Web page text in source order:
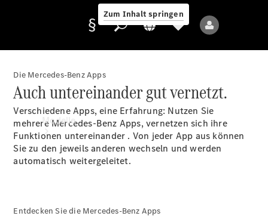
Zum Inhalt springen
Anbieter/Datenschutz
Modelle
Die Mercedes-Benz Apps
Auch untereinander gut vernetzt.
Verschiedene Apps, eine Erfahrung: Nutzen Sie
mehrere Mercedes-Benz Apps, vernetzen sich ihre
Funktionen untereinander . Von jeder App aus können
Sie zu den jeweils anderen wechseln und werden
automatisch weitergeleitet.
Entdecken Sie die Mercedes-Benz Apps